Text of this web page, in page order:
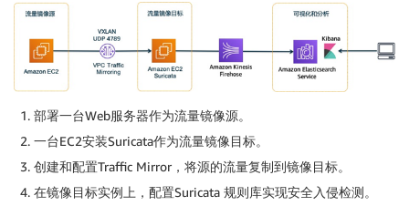
部署一台Web服务器作为流量镜像源。
一台EC2安装Suricata作为流量镜像目标。
创建和配置Traffic Mirror，将源的流量复制到镜像目标。
在镜像目标实例上，配置Suricata 规则库实现安全入侵检测。